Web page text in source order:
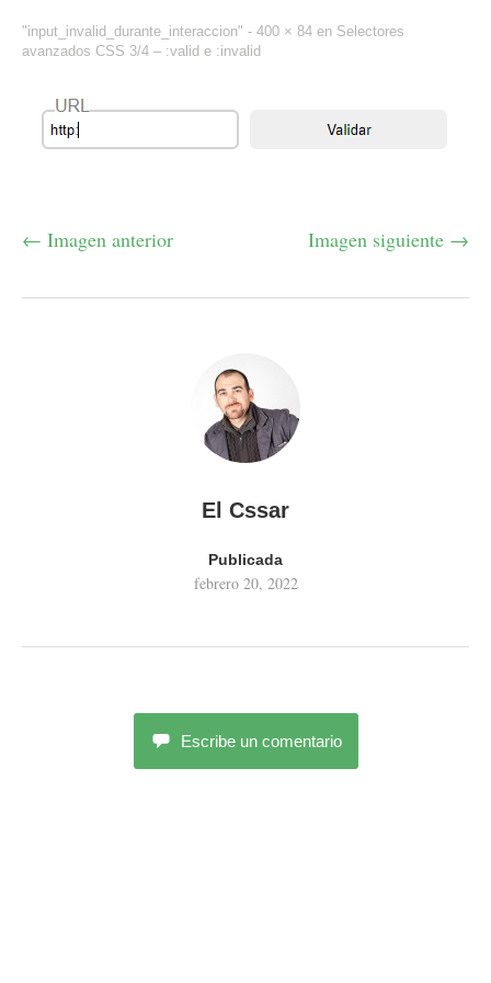
"input_invalid_durante_interaccion" - 400 × 84 en Selectores
avanzados CSS 3/4 – :valid e :invalid
← Imagen anterior Imagen siguiente →
El Cssar
Publicada
febrero 20, 2022
Escribe un comentario